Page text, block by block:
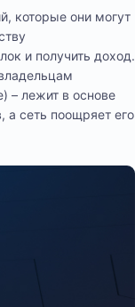
которые они могут
и получить доход.
– лежит в основе
а сеть поощряет его